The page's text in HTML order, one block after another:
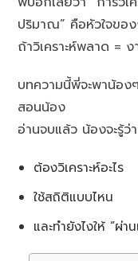
ปริมาณ” คือหัวใจขอ
ถ้าวิเคราะห์พลาด =
บทความนี้พี่จะพาน้อง
สอนน้อง
อ่านจบแล้ว น้องจะรู้ว่า
ต้องวิเคราะห์อะไร
ใช้สถิติแบบไหน
และทำยังไงให้ “ผ่า